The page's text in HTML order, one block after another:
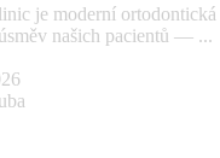
je moderní
našich pacientů — ...